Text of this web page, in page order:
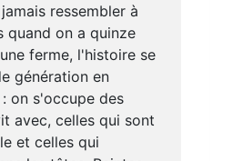
ressembler à
quand on a quinze
ferme, l'histoire se
génération en
on s'occupe des
avec, celles qui sont
et celles qui